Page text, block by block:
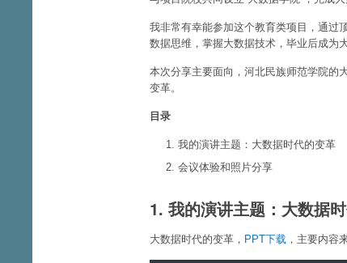
我非常有幸能参加这个教育类项目，通过
数据思维，掌握大数据技术，毕业后成为
本次分享主要面向，河北民族师范学院的
变革。
目录
我的演讲主题：大数据时代的变革
会议体验和照片分享
1. 我的演讲主题：大数据
大数据时代的变革， PPT下载 ，主要内容